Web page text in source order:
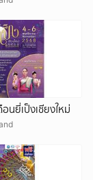
นยี่เป็งเชียงใหม่